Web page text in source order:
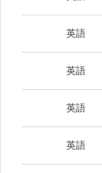
英語
英語
英語
英語